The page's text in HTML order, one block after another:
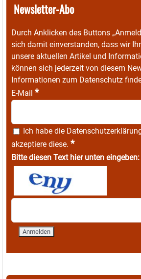
Newsletter-Abo
Durch Anklicken des Buttons
sich damit einverstanden, dass wir
unsere aktuellen Artikel und
können sich jederzeit von diesem
Informationen zum Datenschutz
E-Mail *
Ich habe die
akzeptiere diese. *
Bitte diesen Text hier unten eingeben: